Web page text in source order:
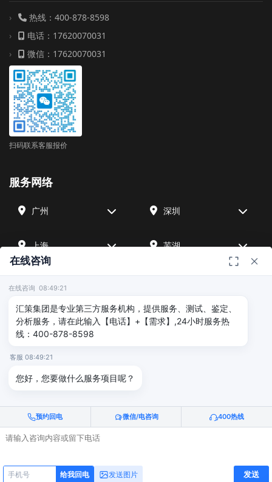
热线：400-878-8598
电话：17620070031
微信：17620070031
扫码联系客服报价
服务网络
广州 深圳
上海 芜湖
北京 武汉
友情链接
广州海沣检测 汇策可靠性检测
© 2026 深圳汇策众创空间管理有限公司 & 广州海沣检测认证有限公司
版权所有 |
电话咨询
在线咨询
在线咨询 08:49:21
汇策集团是专业第三方服务机构，提供服务、测试、鉴定、
分析服务，请在此输入【电话】+【需求】,24小时服务热
线：400-878-8598
客服 08:49:21
您好，您要做什么服务项目呢？
预约回电 微信/电咨询 400热线
给我回电 发送图片 发送